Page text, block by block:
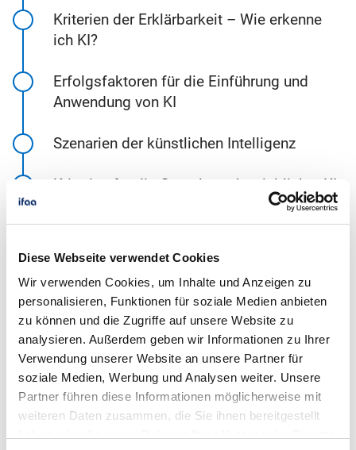
Diese Webseite verwendet Cookies
Wir verwenden Cookies, um Inhalte und Anzeigen zu
personalisieren, Funktionen für soziale Medien anbieten
zu können und die Zugriffe auf unsere Website zu
analysieren. Außerdem geben wir Informationen zu Ihrer
Verwendung unserer Website an unsere Partner für
soziale Medien, Werbung und Analysen weiter. Unsere
Partner führen diese Informationen möglicherweise mit
weiteren Daten zusammen, die Sie ihnen bereitgestellt
Kriterien der Erklär­barkeit – Wie erkenne
ich KI?
Erfolgs­faktoren für die Einführung und
Anwendung von KI
Szenarien der künstlichen Intelligenz
Kriterien für die Gestaltung betrieb­licher KI-
Change-Prozess?
Das Praxis­BeiSpiel – Mein KI-Projekt
Ziel­gruppen­spezifischer Transfer –
Aktions­plan für meine Handlungs­bedarfe
Weitere Unterstützung – Wo kann ich mich